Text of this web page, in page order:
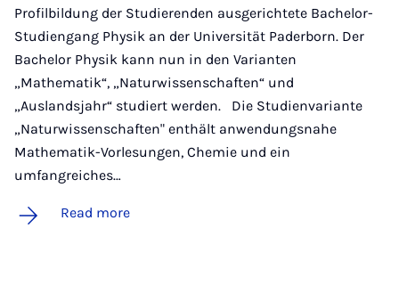
Profilbildung der Studierenden ausgerichtete Bachelor-
Studiengang Physik an der Universität Paderborn. Der
Bachelor Physik kann nun in den Varianten
„Mathematik“, „Naturwissenschaften“ und
„Auslandsjahr“ studiert werden. Die Studienvariante
„Naturwissenschaften" enthält anwendungsnahe
Mathematik-Vorlesungen, Chemie und ein
umfangreiches…
Read more